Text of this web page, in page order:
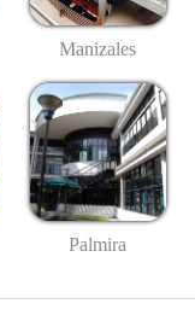
Manizales
Palmira